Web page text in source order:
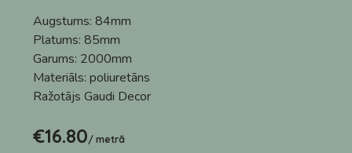
Augstums: 84mm
Platums: 85mm
Garums: 2000mm
Materiāls: poliuretāns
Ražotājs Gaudi Decor
€16.80/ metrā